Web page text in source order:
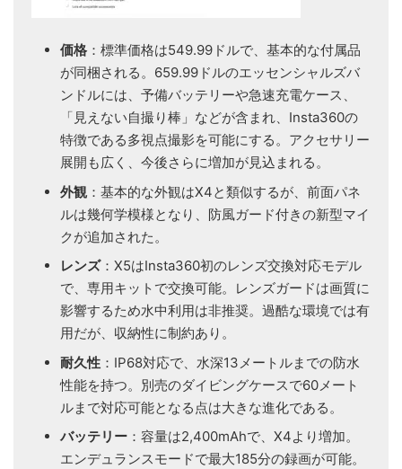
価格 ：標準価格は549.99ドルで、基本的な付属品
が同梱される。659.99ドルのエッセンシャルズバ
ンドルには、予備バッテリーや急速充電ケース、
「見えない自撮り棒」などが含まれ、Insta360の
特徴である多視点撮影を可能にする。アクセサリー
展開も広く、今後さらに増加が見込まれる。
外観 ：基本的な外観はX4と類似するが、前面パネ
ルは幾何学模様となり、防風ガード付きの新型マイ
クが追加された。
レンズ：X5はInsta360初のレンズ交換対応モデル
で、専用キットで交換可能。レンズガードは画質に
影響するため水中利用は非推奨。過酷な環境では有
用だが、収納性に制約あり。
耐久性 ：IP68対応で、水深13メートルまでの防水
性能を持つ。別売のダイビングケースで60メート
ルまで対応可能となる点は大きな進化である。
バッテリー ：容量は2,400mAhで、X4より増加。
エンデュランスモードで最大185分の録画が可能。